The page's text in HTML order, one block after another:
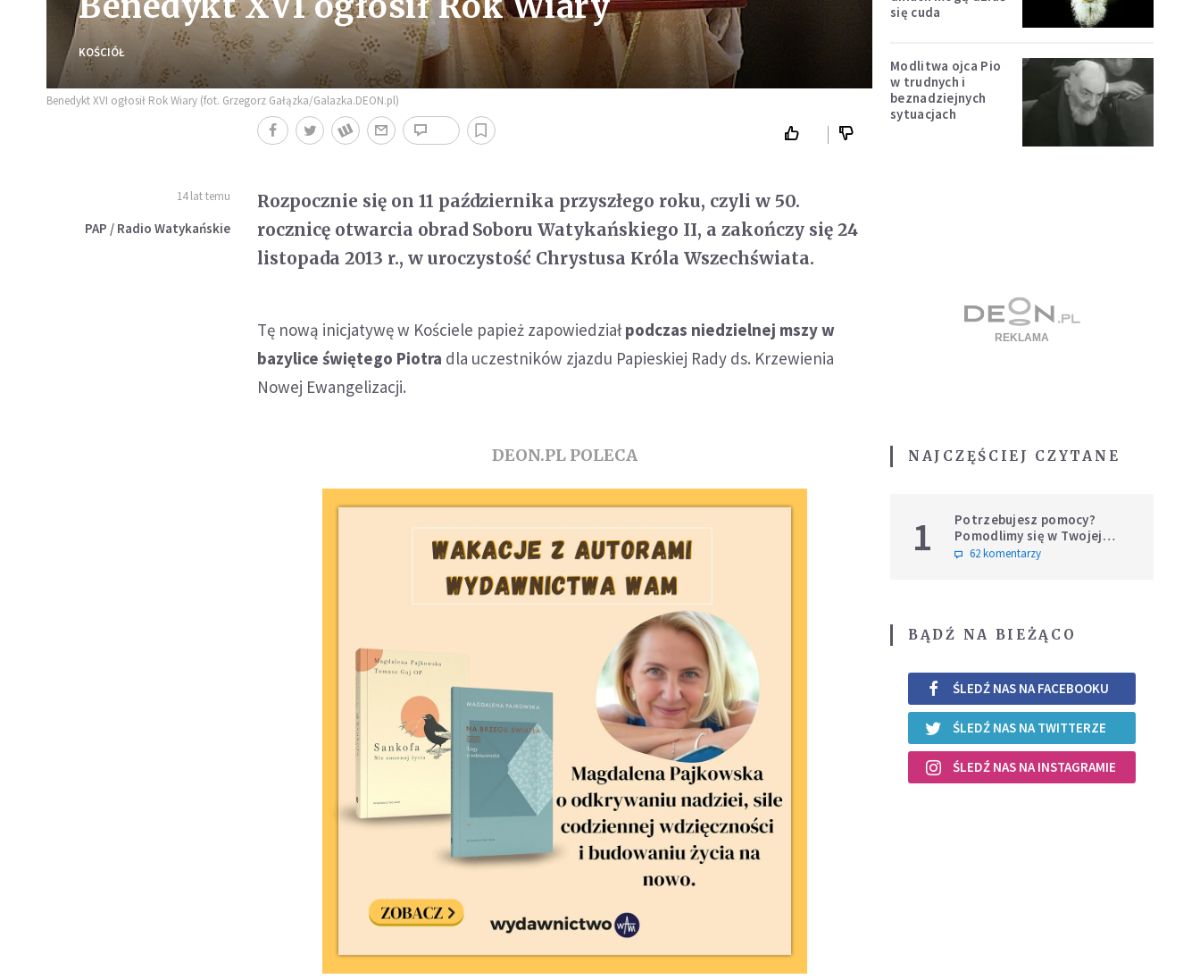
KOŚCIÓŁ
Benedykt XVI ogłosił Rok Wiary (fot. Grzegorz Gałązka/Galazka.DEON.pl)
14 lat temu
PAP / Radio Watykańskie
Rozpocznie się on 11 października przyszłego roku, czyli w 50.
rocznicę otwarcia obrad Soboru Watykańskiego II, a zakończy się 24
listopada 2013 r., w uroczystość Chrystusa Króla Wszechświata.
Tę nową inicjatywę w Kościele papież zapowiedział podczas niedzielnej mszy w
bazylice świętego Piotra dla uczestników zjazdu Papieskiej Rady ds. Krzewienia
Nowej Ewangelizacji.
DEON.PL POLECA
się cuda
Modlitwa ojca Pio
w trudnych i
beznadziejnych
sytuacjach
NAJCZĘŚCIEJ CZYTANE
1
Potrzebujesz pomocy?
Pomodlimy się w Twojej
intencji
62 komentarzy
BĄDŹ NA BIEŻĄCO
ŚLEDŹ NAS NA FACEBOOKU
ŚLEDŹ NAS NA TWITTERZE
ŚLEDŹ NAS NA INSTAGRAMIE